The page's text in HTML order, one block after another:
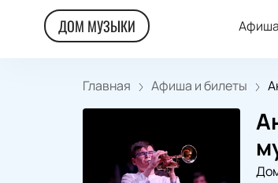
ДОМ МУЗЫКИ
Главная Афиша и билеты